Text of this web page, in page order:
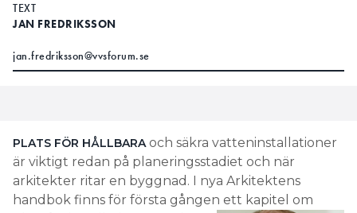
TEXT
JAN FREDRIKSSON
jan.fredriksson@vvsforum.se
PLATS FÖR HÅLLBARAoch säkra vatteninstallationer
är viktigt redan på planeringsstadiet och när
arkitekter ritar en byggnad. I nya Arkitektens
handbok finns för första gången ett kapitel om